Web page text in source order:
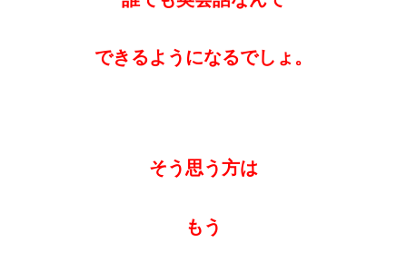
できるようになるでしょ。
そう思う方は
もう